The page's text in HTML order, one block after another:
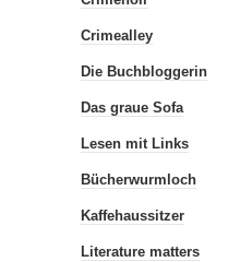
Crimealley
Die Buchbloggerin
Das graue Sofa
Lesen mit Links
Bücherwurmloch
Kaffehaussitzer
Literature matters